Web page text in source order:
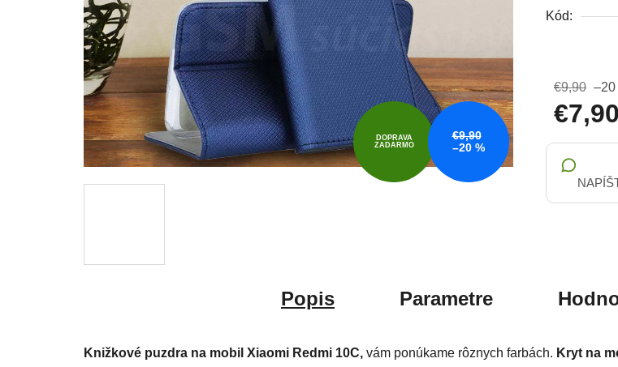
Kód:
€9,90 –20
€7,90
DOPRAVA
ZADARMO
€9,90
–20 %
Popis Parametre
Knižkové puzdra na mobil Xiaomi Redmi 10C, vám ponúkame rôznych farbách. Kryt na